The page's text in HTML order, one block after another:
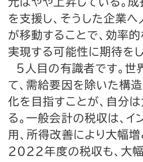
を支援し、そうした企業
が移動することで、効率
実現する可能性に期待をし
５人目の有識者です。世
て、需給要因を除いた構
化を目指すことが、自分
る。一般会計の税収は、イ
用、所得改善により大幅増
２０２２年度の税収も、大